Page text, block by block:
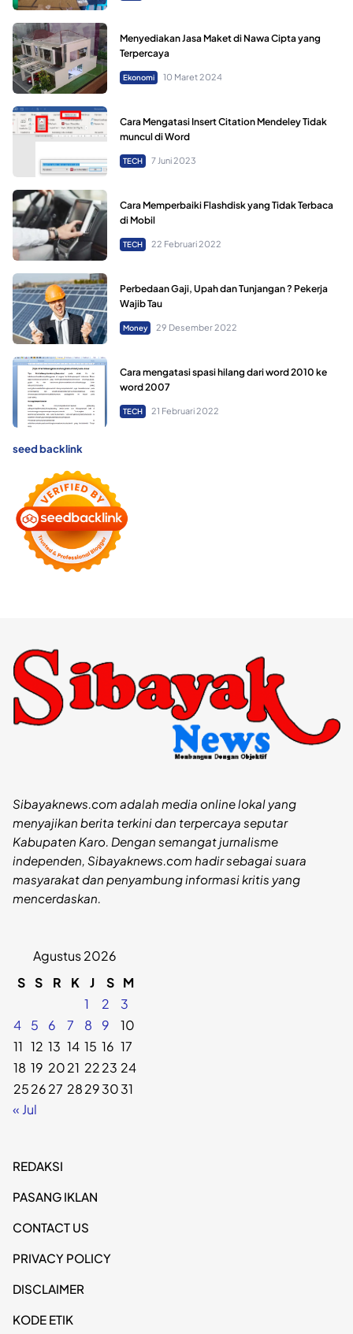
Menyediakan Jasa Maket di Nawa Cipta yang
Terpercaya
Ekonomi 10 Maret 2024
Cara Mengatasi Insert Citation Mendeley Tidak
muncul di Word
TECH 7 Juni 2023
Cara Memperbaiki Flashdisk yang Tidak Terbaca
di Mobil
TECH 22 Februari 2022
Perbedaan Gaji, Upah dan Tunjangan ? Pekerja
Wajib Tau
Money 29 Desember 2022
Cara mengatasi spasi hilang dari word 2010 ke
word 2007
TECH 21 Februari 2022
seed backlink
Sibayaknews.com adalah media online lokal yang
menyajikan berita terkini dan terpercaya seputar
Kabupaten Karo. Dengan semangat jurnalisme
independen, Sibayaknews.com hadir sebagai suara
masyarakat dan penyambung informasi kritis yang
mencerdaskan.
Agustus 2026
S S R K J S M
1
2
3
4
5 6 7 8 9
10
11 12 13 14 15 16 17
18 19 2021 2223 24
252627 28293031
« Jul
REDAKSI
PASANG IKLAN
CONTACT US
PRIVACY POLICY
DISCLAIMER
KODE ETIK